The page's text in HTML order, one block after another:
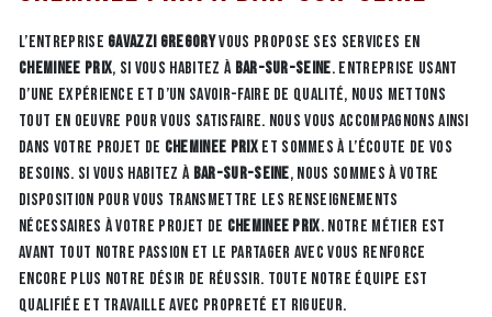
L’entreprise GAVAZZI GREGORYvous propose ses services en
Cheminee prix, si vous habitez à Bar-Sur-Seine. Entreprise usant
d’une expérience et d’un savoir-faire de qualité, nous mettons
tout en oeuvre pour vous satisfaire. Nous vous accompagnons ainsi
dans votre projet de Cheminee prixet sommes à l’écoute de vos
besoins. Si vous habitez à Bar-Sur-Seine, nous sommes à votre
disposition pour vous transmettre les renseignements
nécessaires à votre projet de Cheminee prix. Notre métier est
avant tout notre passion et le partager avec vous renforce
encore plus notre désir de réussir. Toute notre équipe est
qualifiée et travaille avec propreté et rigueur.